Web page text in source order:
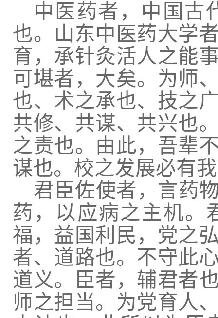
中医药者，中国古
也。山东中医药大学
育，承针灸活人之能
可堪者，大矣。为师
也、术之承也、技之
共修、共谋、共兴也
之责也。由此，吾辈
谋也。校之发展必有
君臣佐使者，言药
药，以应病之主机。
福，益国利民，党之
者、道路也。不守此
道义。臣者，辅君者
师之担当。为党育人